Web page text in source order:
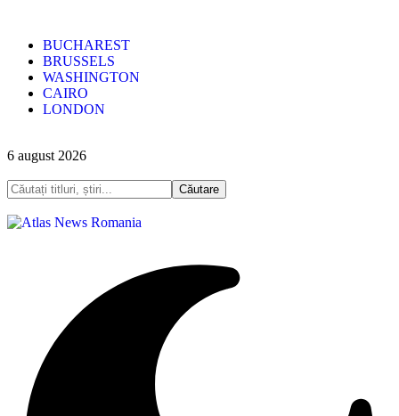
BUCHAREST
BRUSSELS
WASHINGTON
CAIRO
LONDON
6 august 2026